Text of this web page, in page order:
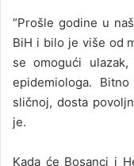
“Prošle godine u
BiH i bilo je više od
se omogući
epidemiologa.
sličnoj, dosta
je.
Kada će Bosanci i